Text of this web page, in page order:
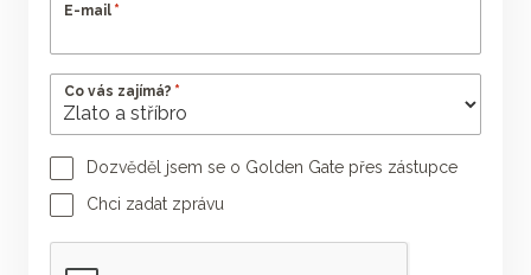
E-mail *
Co vás zajímá? *
Dozvěděl jsem se o Golden Gate přes zástupce
Jméno poradce Příjmení poradce
Chci zadat zprávu
Vaše zpráva